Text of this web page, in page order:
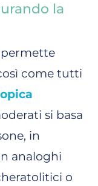
la
permette
come tutti
si basa
in
analoghi
o